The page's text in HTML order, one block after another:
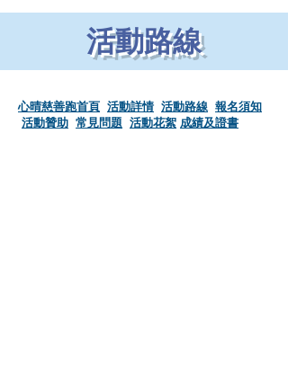
活動路線
心晴慈善跑首頁 活動詳情 活動路線 報名須知
活動贊助 ​常見問題 活動花絮 成績及證書